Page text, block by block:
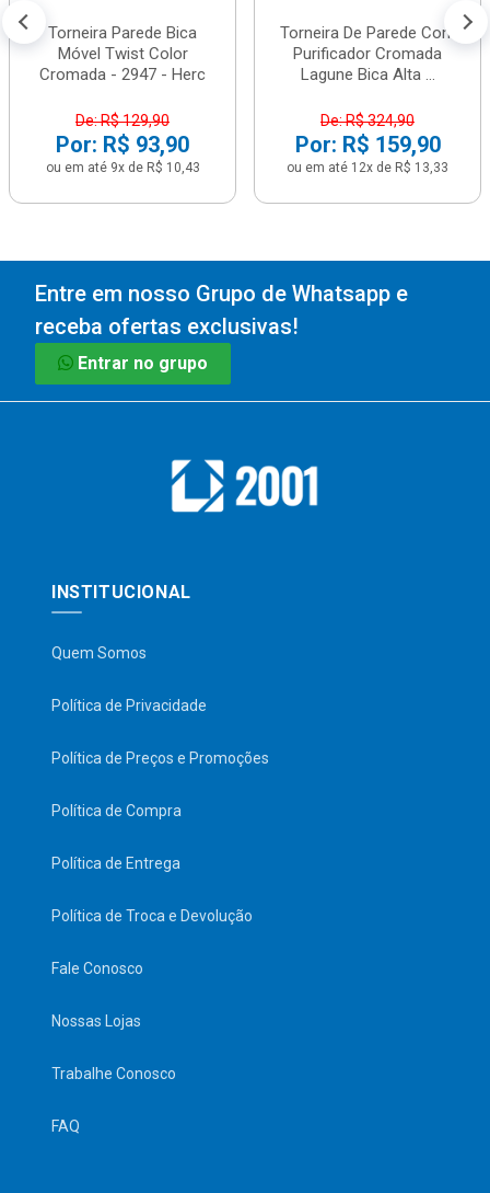
Torneira Parede Bica
Móvel Twist Color
Cromada - 2947 - Herc
De: R$ 129,90
Por: R$ 93,90
ou em até 9x de R$ 10,43
Torneira De Parede Com
Purificador Cromada
Lagune Bica Alta ...
De: R$ 324,90
Por: R$ 159,90
ou em até 12x de R$ 13,33
Entre em nosso Grupo de Whatsapp e
receba ofertas exclusivas!
Entrar no grupo
INSTITUCIONAL
Quem Somos
Política de Privacidade
Política de Preços e Promoções
Política de Compra
Política de Entrega
Política de Troca e Devolução
Fale Conosco
Nossas Lojas
Trabalhe Conosco
FAQ